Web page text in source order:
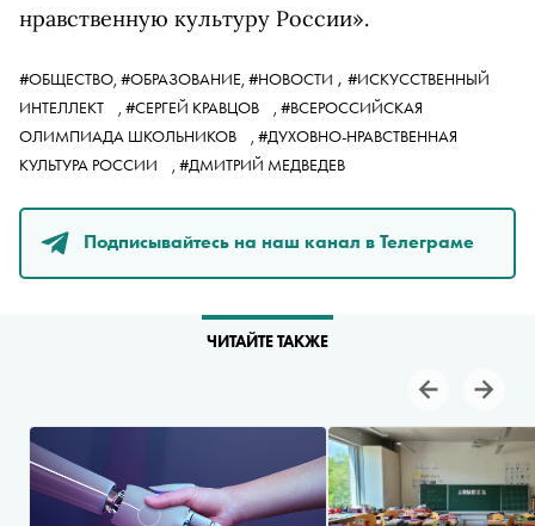
нравственную культуру России».
#ОБЩЕСТВО, #ОБРАЗОВАНИЕ, #НОВОСТИ , #ИСКУССТВЕННЫЙ
ИНТЕЛЛЕКТ
, #СЕРГЕЙ КРАВЦОВ , #ВСЕРОССИЙСКАЯ
ОЛИМПИАДА ШКОЛЬНИКОВ
, #ДУХОВНО-НРАВСТВЕННАЯ
КУЛЬТУРА РОССИИ
, #ДМИТРИЙ МЕДВЕДЕВ
Подписывайтесь на наш канал в Телеграме
ЧИТАЙТЕ ТАКЖЕ